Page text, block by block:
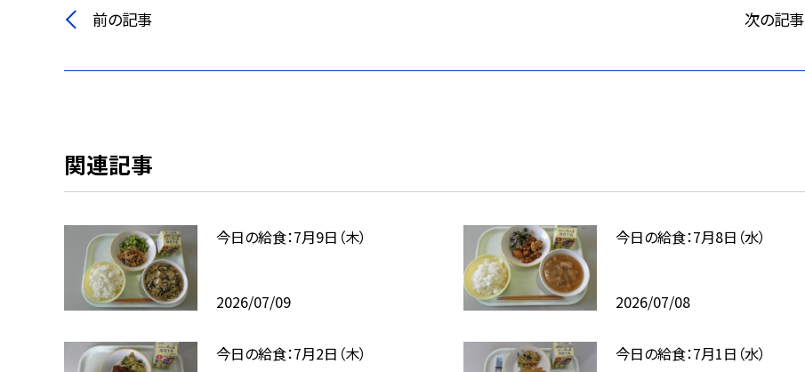
前の記事 次の記事
関連記事
今日の給食：7月9日（木）
2026/07/09
今日の給食：7月8日（水）
2026/07/08
今日の給食：7月2日（木） 今日の給食：7月1日（水）